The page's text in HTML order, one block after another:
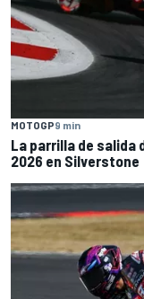
MOTOGP9 min
La parrilla de salida
2026 en Silverstone